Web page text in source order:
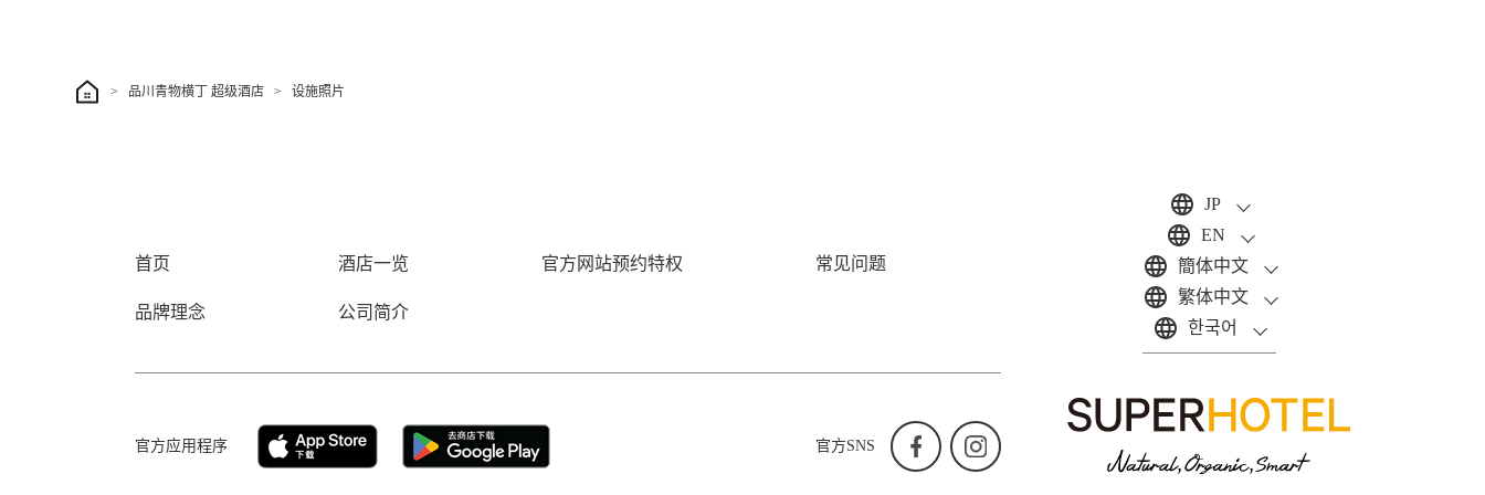
品川青物横丁 超级酒店 设施照片
JP
EN
簡体中文
繁体中文
한국어
首页 酒店一览 官方网站预约特权 常见问题
品牌理念 公司简介
官方应用程序 官方SNS